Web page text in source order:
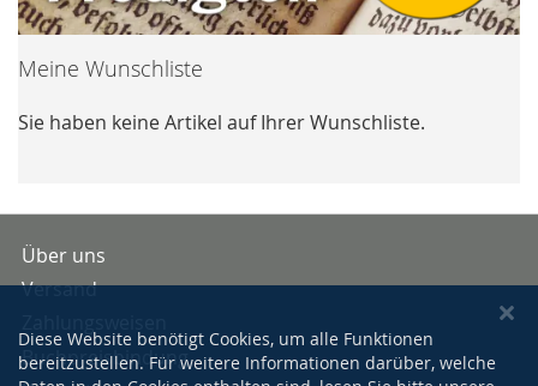
Meine Wunschliste
Sie haben keine Artikel auf Ihrer Wunschliste.
Über uns
Versand
Buchpreisbindung
Diese Website benötigt Cookies, um alle Funktionen
bereitzustellen. Für weitere Informationen darüber, welche